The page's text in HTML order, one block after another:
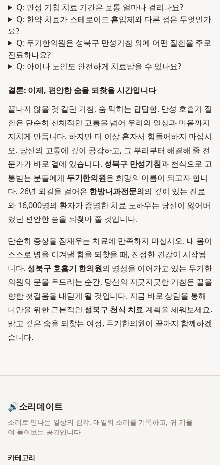
Q: 만성 기침 치료 기간은 보통 얼마나 걸리나요?
Q: 한약 치료가 스테로이드 흡입제와 다른 점은 무엇인가
요?
Q: 두기한의원은 성북구 만성기침 외에 어떤 질환을 주로
진료하나요?
Q: 아이나 노인도 안전하게 치료받을 수 있나요?
결론: 이제, 편안한 숨을 되찾을 시간입니다
끝나지 않을 것 같던 기침, 숨 막히는 답답함. 만성 호흡기 질
환은 단순히 신체적인 고통을 넘어 우리의 일상과 마음까지
지치게 만듭니다. 하지만 더 이상 혼자서 힘들어하지 마십시
오. 당신의 고통에 깊이 공감하고, 그 뿌리부터 해결해 줄 전
문가가 바로 곁에 있습니다. 성북구 만성기침과 천식으로 고
통받는 분들에게 두기한의원은 희망의 이름이 되고자 합니
다. 26년 외길을 걸어온 한방내과전문의의 깊이 있는 진료
와 16,000명의 환자가 증명한 치료 노하우는 당신이 잃어버
렸던 편안한 숨을 되찾아 줄 것입니다.
단순히 증상을 잠재우는 치료에 만족하지 마십시오. 내 몸이
스스로 병을 이겨낼 힘을 되찾을 때, 진정한 건강이 시작됩
니다. 성북구 호흡기 한의원의 명성을 이어가고 있는 두기한
의원의 문을 두드리는 순간, 당신의 지긋지긋한 기침은 끝을
향한 첫걸음을 내딛게 될 것입니다. 지금 바로 상담을 통해
나만을 위한 근본적인 성북구 천식 치료 계획을 세워보세요.
맑고 깊은 숨을 되찾는 여정, 두기한의원이 끝까지 함께하겠
습니다.
🔊소리데이트
소리로 만나는 일상의 감각. 매일의 소리를 기록하고, 귀 기울
여 들어보는 공간입니다.
카테고리